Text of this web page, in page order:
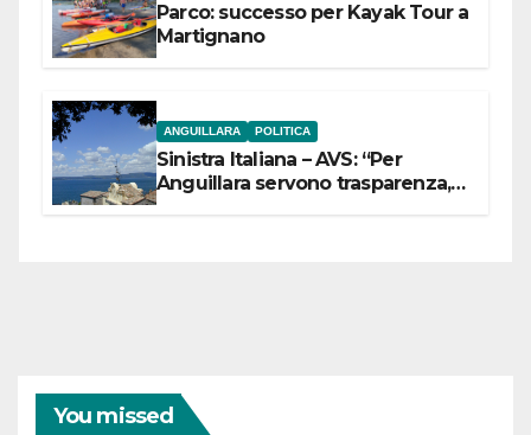
Parco: successo per Kayak Tour a
Martignano
ANGUILLARA POLITICA
Sinistra Italiana – AVS: “Per
Anguillara servono trasparenza,
You missed